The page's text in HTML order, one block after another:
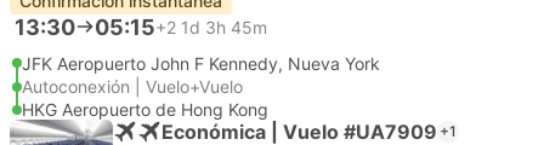
13:30 05:15+2 1d 3h 45m
JFK Aeropuerto John F Kennedy, Nueva York
Autoconexión | Vuelo+Vuelo
HKG Aeropuerto de Hong Kong
Económica | Vuelo #UA7909 +1